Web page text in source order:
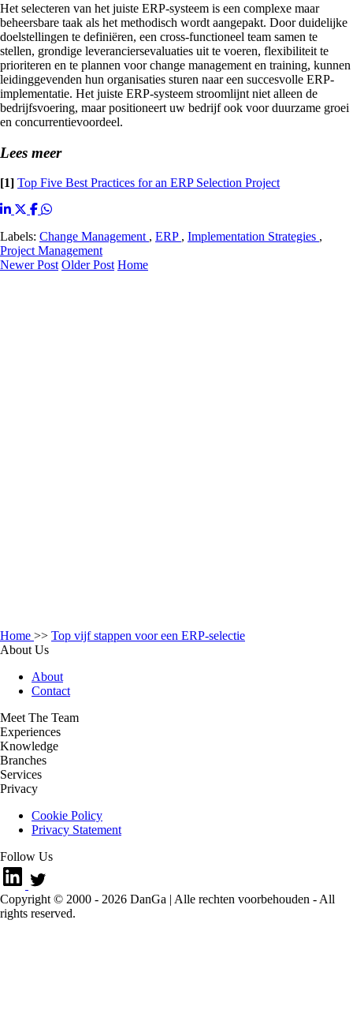
Het selecteren van het juiste ERP-systeem is een complexe maar
beheersbare taak als het methodisch wordt aangepakt. Door duidelijke
doelstellingen te definiëren, een cross-functioneel team samen te
stellen, grondige leveranciersevaluaties uit te voeren, flexibiliteit te
prioriteren en te plannen voor change management en training, kunnen
leidinggevenden hun organisaties sturen naar een succesvolle ERP-
implementatie. Het juiste ERP-systeem stroomlijnt niet alleen de
bedrijfsvoering, maar positioneert uw bedrijf ook voor duurzame groei
en concurrentievoordeel.
Lees meer
[1] Top Five Best Practices for an ERP Selection Project
Labels: Change Management , ERP , Implementation Strategies ,
Project Management
Newer Post Older Post Home
Home >> Top vijf stappen voor een ERP-selectie
About Us
About
Contact
Meet The Team
Experiences
Knowledge
Branches
Services
Privacy
Cookie Policy
Privacy Statement
Follow Us
Copyright © 2000 - 2026 DanGa | Alle rechten voorbehouden - All
rights reserved.